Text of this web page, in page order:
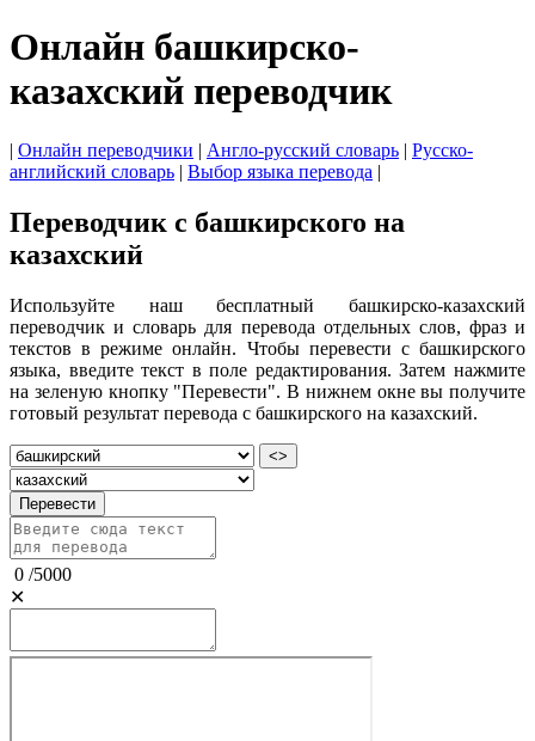
Онлайн башкирско-
казахский переводчик
| Онлайн переводчики | Англо-русский словарь | Русско-
английский словарь | Выбор языка перевода |
Переводчик с башкирского на
казахский
Используйте наш бесплатный башкирско-казахский
переводчик и словарь для перевода отдельных слов, фраз и
текстов в режиме онлайн. Чтобы перевести с башкирского
языка, введите текст в поле редактирования. Затем нажмите
на зеленую кнопку "Перевести". В нижнем окне вы получите
готовый результат перевода с башкирского на казахский.
<>
Перевести
0 /5000
✕